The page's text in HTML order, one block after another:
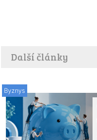
Další články
Byznys